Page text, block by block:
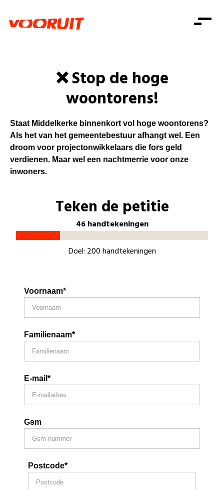
Zorg
Gelijke kansen
Welzijn
Consumentenbescherming
Pensioenen
Onze mensen
Standpunten
Vacatures
Doe mee
Doe mee
Word lid
Mis niets
Shop
Login
Login
Doe mee
❌ Stop de hoge
woontorens!
Staat Middelkerke binnenkort vol hoge woontorens?
Als het van het gemeentebestuur afhangt wel. Een
droom voor projectonwikkelaars die fors geld
verdienen. Maar wel een nachtmerrie voor onze
inwoners.
Teken de petitie
46 handtekeningen
Doel: 200 handtekeningen
Voornaam*
Familienaam*
E-mail*
Gsm
Postcode*